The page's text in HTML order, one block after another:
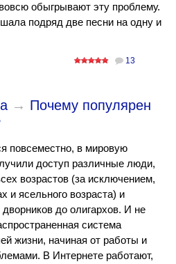
обыгрывают эту проблему.
подряд две песни на одну и
13
→ Почему популярен
повсеместно, в мировую
доступ различные люди,
возрастов (за исключением,
и ясельного возраста) и
до олигархов. И не
система
жизни, начиная от работы и
В Интернете работают,